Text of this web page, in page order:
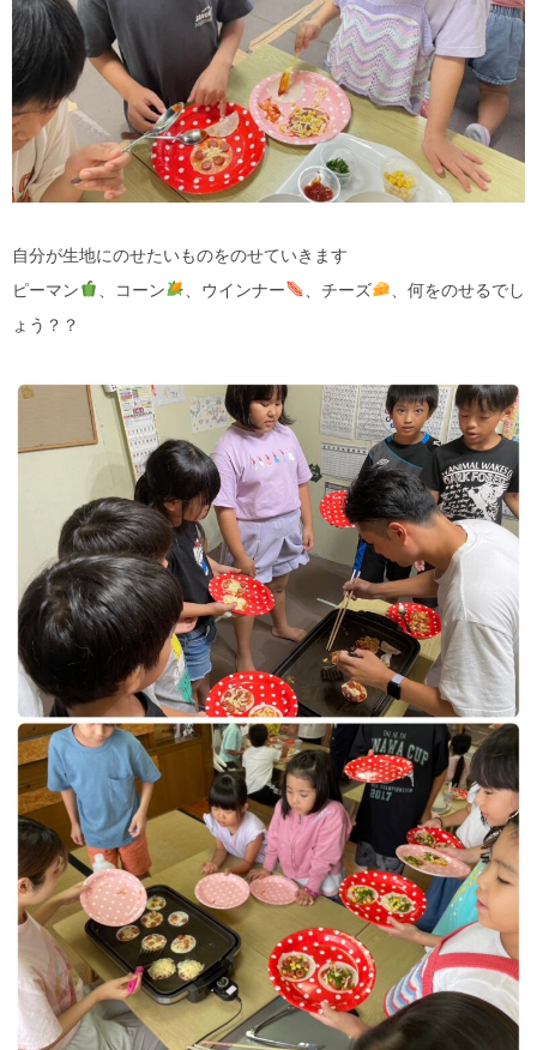
自分が生地にのせたいものをのせていきます
ピーマン
、コーン 、ウインナー 、チーズ
、何をのせるでし
ょう？？